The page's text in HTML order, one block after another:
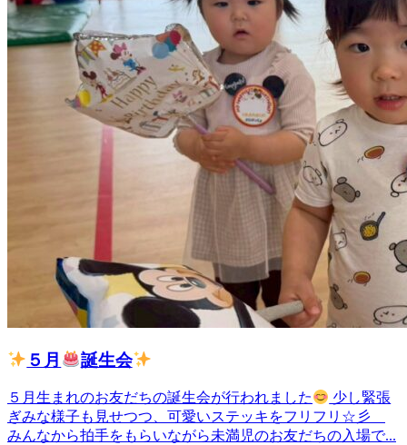
５月 誕生会
５月生まれのお友だちの誕生会が行われました
少し緊張
ぎみな様子も見せつつ、可愛いステッキをフリフリ☆彡
みんなから拍手をもらいながら未満児のお友だちの入場で...